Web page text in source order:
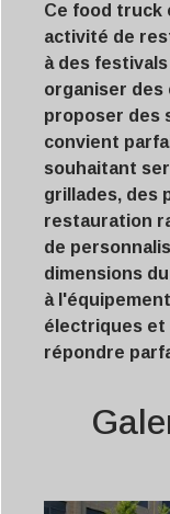
Ce food truck
activité de
à des
organiser des
proposer des
convient
souhaitant
grillades, des
restauration
de
dimensions
à
électriques et
répondre